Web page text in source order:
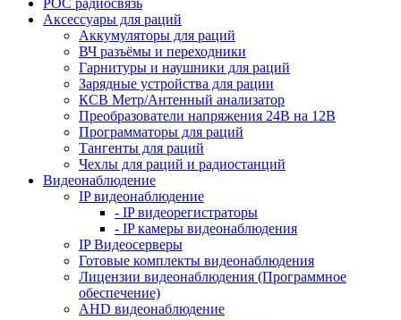
POC радиосвязь
Аксессуары для раций
Аккумуляторы для раций
ВЧ разъёмы и переходники
Гарнитуры и наушники для раций
Зарядные устройства для рации
КСВ Метр/Антенный анализатор
Преобразователи напряжения 24В на 12В
Программаторы для раций
Тангенты для раций
Чехлы для раций и радиостанций
Видеонаблюдение
IP видеонаблюдение
- IP видеорегистраторы
- IP камеры видеонаблюдения
IP Видеосерверы
Готовые комплекты видеонаблюдения
Лицензии видеонаблюдения (Программное
обеспечение)
AHD видеонаблюдение